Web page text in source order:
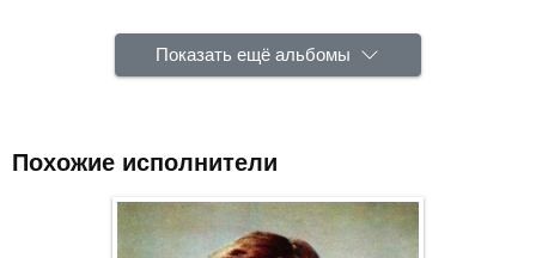
Показать ещё альбомы
Похожие исполнители